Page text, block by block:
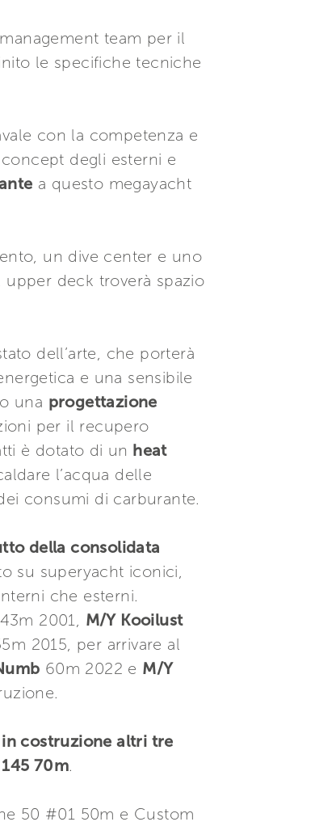
team per il
le specifiche tecniche
con la competenza e
degli esterni e
a questo megayacht
un dive center e uno
deck troverà spazio
dell’arte, che porterà
e una sensibile
una progettazione
per il recupero
è dotato di un heat
l’acqua delle
consumi di carburante.
della consolidata
su superyacht iconici,
che esterni.
43m 2001, M/Y Kooilust
2015, per arrivare al
60m 2022 e M/Y
in costruzione altri tre
70m.
50 #01 50m e Custom